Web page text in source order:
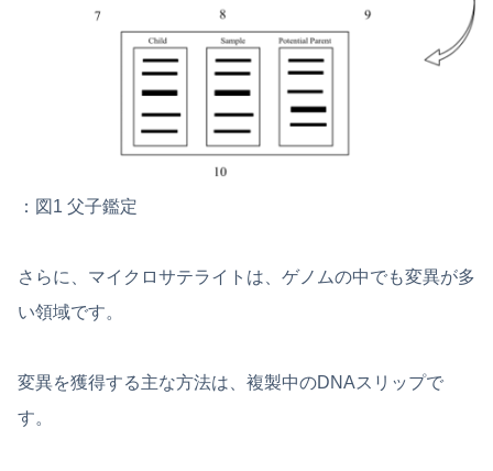
：図1 父子鑑定
さらに、マイクロサテライトは、ゲノムの中でも変異が多
い領域です。
変異を獲得する主な方法は、複製中のDNAスリップで
す。